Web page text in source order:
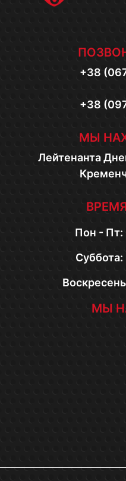
+38
+38
МЫ
Лейтенанта
Пон - Пт:
Суббота:
МЫ